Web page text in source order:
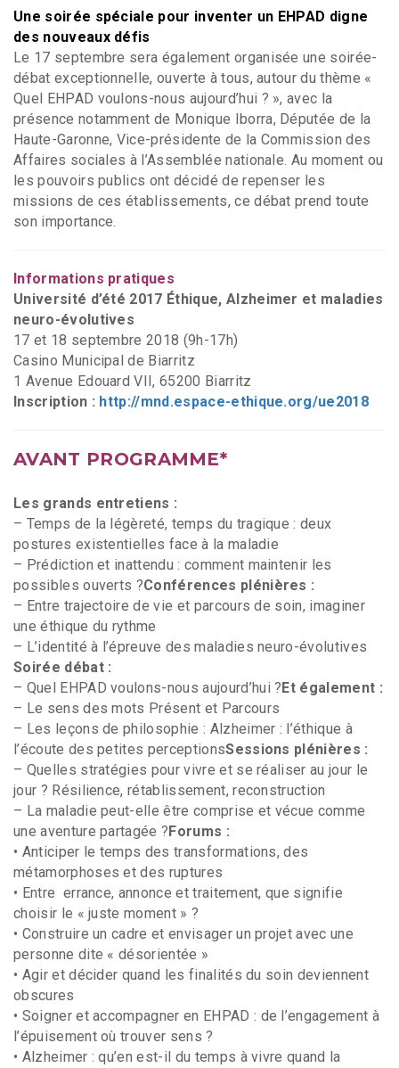
Une soirée spéciale pour inventer un EHPAD digne
des nouveaux défis
Le 17 septembre sera également organisée une soirée-
débat exceptionnelle, ouverte à tous, autour du thème «
Quel EHPAD voulons-nous aujourd’hui ? », avec la
présence notamment de Monique Iborra, Députée de la
Haute-Garonne, Vice-présidente de la Commission des
Affaires sociales à l’Assemblée nationale. Au moment ou
les pouvoirs publics ont décidé de repenser les
missions de ces établissements, ce débat prend toute
son importance.
Informations pratiques
Université d’été 2017 Éthique, Alzheimer et maladies
neuro-évolutives
17 et 18 septembre 2018 (9h-17h)
Casino Municipal de Biarritz
1 Avenue Edouard VII, 65200 Biarritz
Inscription : http://mnd.espace-ethique.org/ue2018
AVANT PROGRAMME*
Les grands entretiens :
– Temps de la légèreté, temps du tragique : deux
postures existentielles face à la maladie
– Prédiction et inattendu : comment maintenir les
possibles ouverts ?Conférences plénières :
– Entre trajectoire de vie et parcours de soin, imaginer
une éthique du rythme
– L’identité à l’épreuve des maladies neuro-évolutives
Soirée débat :
– Quel EHPAD voulons-nous aujourd’hui ?Et également :
– Le sens des mots Présent et Parcours
– Les leçons de philosophie : Alzheimer : l’éthique à
l’écoute des petites perceptionsSessions plénières :
– Quelles stratégies pour vivre et se réaliser au jour le
jour ? Résilience, rétablissement, reconstruction
– La maladie peut-elle être comprise et vécue comme
une aventure partagée ?Forums :
• Anticiper le temps des transformations, des
métamorphoses et des ruptures
• Entre errance, annonce et traitement, que signifie
choisir le « juste moment » ?
• Construire un cadre et envisager un projet avec une
personne dite « désorientée »
• Agir et décider quand les finalités du soin deviennent
obscures
• Soigner et accompagner en EHPAD : de l’engagement à
l’épuisement où trouver sens ?
• Alzheimer : qu’en est-il du temps à vivre quand la